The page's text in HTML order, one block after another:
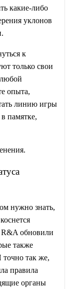
какие-либо
уклонов
к
только свои
опыта,
линию игры
памятке,
нужно знать,
обновили
также
точно так же,
правила
органы